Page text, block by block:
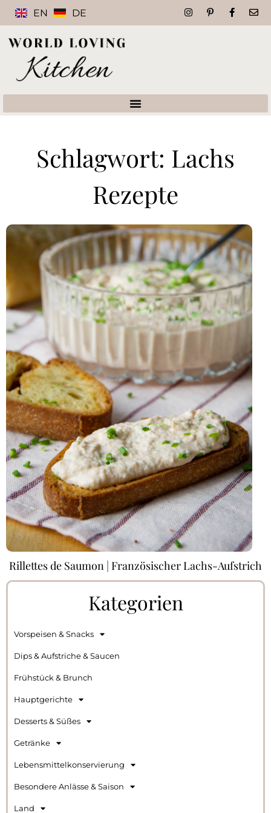
EN DE
Schlagwort: Lachs
Rezepte
Rillettes de Saumon | Französischer Lachs-Aufstrich
Kategorien
Vorspeisen & Snacks
Dips & Aufstriche & Saucen
Frühstück & Brunch
Hauptgerichte
Desserts & Süßes
Getränke
Lebensmittelkonservierung
Besondere Anlässe & Saison
Land